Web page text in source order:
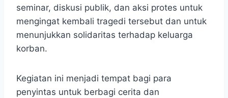
seminar, diskusi publik, dan aksi protes untuk
mengingat kembali tragedi tersebut dan untuk
menunjukkan solidaritas terhadap keluarga
korban.
Kegiatan ini menjadi tempat bagi para
penyintas untuk berbagi cerita dan